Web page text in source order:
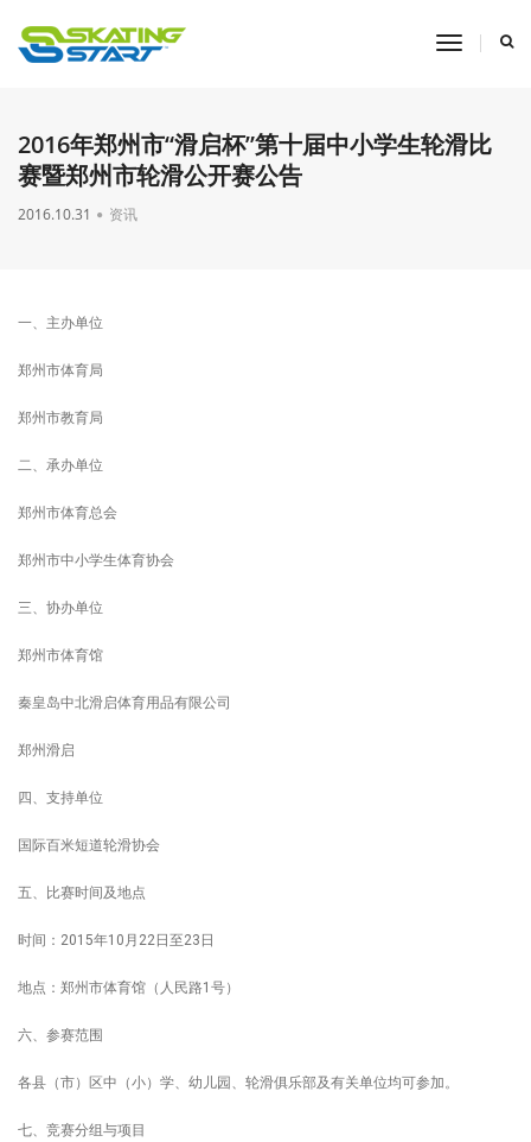
toggle
2016年郑州市“滑启杯”第十届中小学生轮滑比
赛暨郑州市轮滑公开赛公告
2016.10.31 资讯
一、主办单位
郑州市体育局
郑州市教育局
二、承办单位
郑州市体育总会
郑州市中小学生体育协会
三、协办单位
郑州市体育馆
秦皇岛中北滑启体育用品有限公司
郑州滑启
四、支持单位
国际百米短道轮滑协会
五、比赛时间及地点
时间：2015年10月22日至23日
地点：郑州市体育馆（人民路1号）
六、参赛范围
各县（市）区中（小）学、幼儿园、轮滑俱乐部及有关单位均可参加。
七、竞赛分组与项目